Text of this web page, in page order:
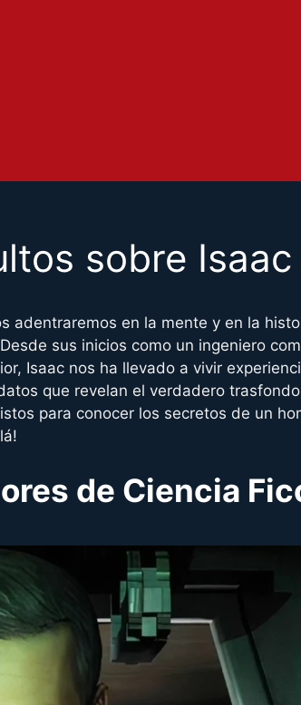
sobre
adentraremos en la mente y en la
Desde sus inicios como un ingeniero
Isaac nos ha llevado a vivir
que revelan el verdadero
para conocer los secretos de un
de Ciencia